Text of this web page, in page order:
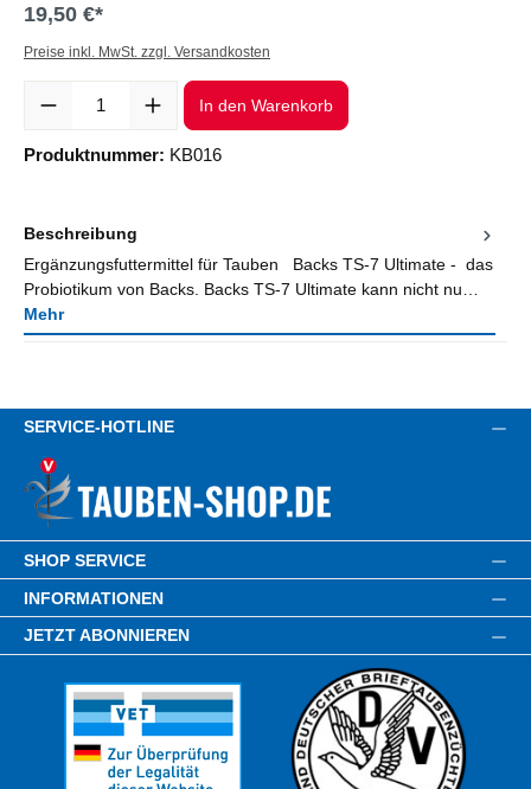
19,50 €*
Preise inkl. MwSt. zzgl. Versandkosten
Produkt Anzahl: Gib den gewünschten Wert ein oder benutze die
In den Warenkorb
Produktnummer: KB016
Beschreibung
Ergänzungsfuttermittel für Tauben Backs TS-7 Ultimate - das
Probiotikum von Backs. Backs TS-7 Ultimate kann nicht nu…
Mehr
SERVICE-HOTLINE
SHOP SERVICE
INFORMATIONEN
JETZT ABONNIEREN